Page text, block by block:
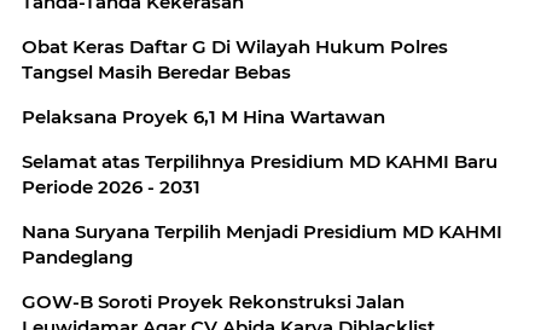
Obat Keras Daftar G Di Wilayah Hukum Polres
Tangsel Masih Beredar Bebas
Pelaksana Proyek 6,1 M Hina Wartawan
Selamat atas Terpilihnya Presidium MD KAHMI Baru
Periode 2026 - 2031
Nana Suryana Terpilih Menjadi Presidium MD KAHMI
Pandeglang
GOW-B Soroti Proyek Rekonstruksi Jalan